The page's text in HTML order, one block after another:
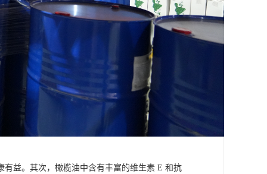
益。其次，橄榄油中含有丰富的维生素 E 和抗